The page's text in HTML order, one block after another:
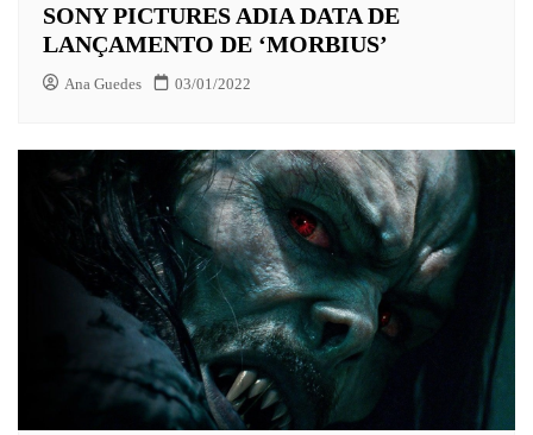
SONY PICTURES ADIA DATA DE
LANÇAMENTO DE ‘MORBIUS’
Ana Guedes 03/01/2022